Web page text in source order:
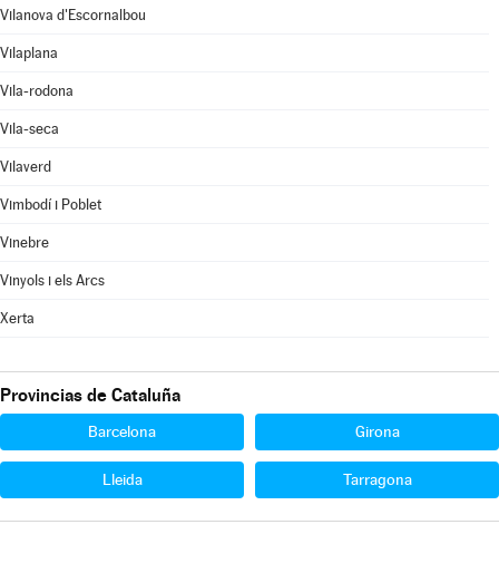
Vilanova d'Escornalbou
Vilaplana
Vila-rodona
Vila-seca
Vilaverd
Vimbodí i Poblet
Vinebre
Vinyols i els Arcs
Xerta
Provincias de Cataluña
Barcelona Girona
Lleida Tarragona